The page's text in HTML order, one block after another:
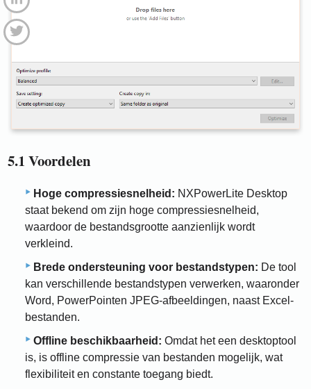
5.1 Voordelen
Hoge compressiesnelheid: NXPowerLite Desktop
staat bekend om zijn hoge compressiesnelheid,
waardoor de bestandsgrootte aanzienlijk wordt
verkleind.
Brede ondersteuning voor bestandstypen: De tool
kan verschillende bestandstypen verwerken, waaronder
Word, PowerPointen JPEG-afbeeldingen, naast Excel-
bestanden.
Offline beschikbaarheid: Omdat het een desktoptool
is, is offline compressie van bestanden mogelijk, wat
flexibiliteit en constante toegang biedt.